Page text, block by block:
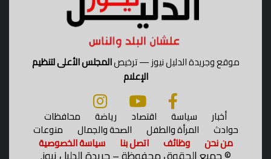
موقع وجريدة الدليل نيوز — ترخيصالمجلس الأعلى لتنظيم
الإعلام
أخبار سياسة اقتصاد رياضة محافظات
حوادث المرأة والطفل الصحة والجمال منوعات
من نحن وظائف اتصل بنا سياسة الخصوصية